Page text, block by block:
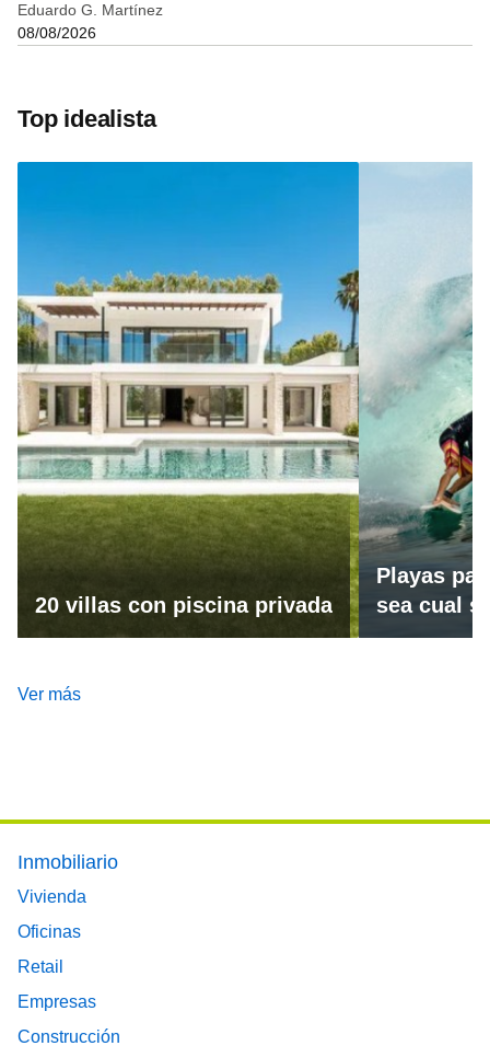
Eduardo G. Martínez
08/08/2026
Top idealista
20 villas con piscina privada
Playas
sea cual
Ver más
Footer main menu
Inmobiliario
Vivienda
Oficinas
Retail
Empresas
Construcción